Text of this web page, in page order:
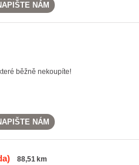
NÁM
běžně nekoupíte!
NÁM
88,51 km